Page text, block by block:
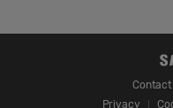
Contact
Privacy